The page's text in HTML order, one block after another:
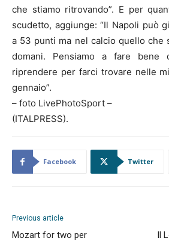
che stiamo ritrovando”. E per
scudetto, aggiunge: “Il Napoli può
a 53 punti ma nel calcio quello che
domani. Pensiamo a fare bene
riprendere per farci trovare nelle
gennaio”.
– foto LivePhotoSport –
(ITALPRESS).
Facebook Twitter
Previous article
Mozart for two per
Il